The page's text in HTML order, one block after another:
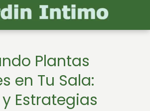
Plantas
en Tu Sala:
Estrategias